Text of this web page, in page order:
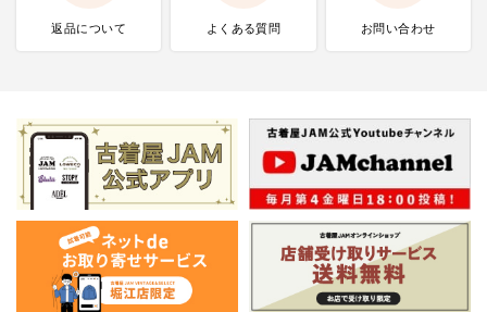
返品について よくある質問 お問い合わせ